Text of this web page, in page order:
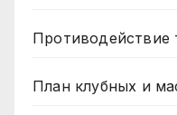
Противодействие
План клубных и